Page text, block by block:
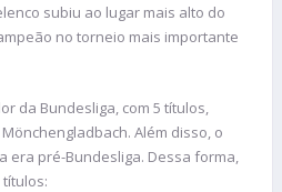
subiu ao lugar mais alto do
no torneio mais importante
da Bundesliga, com 5 títulos,
Além disso, o
era pré-Bundesliga. Dessa forma,